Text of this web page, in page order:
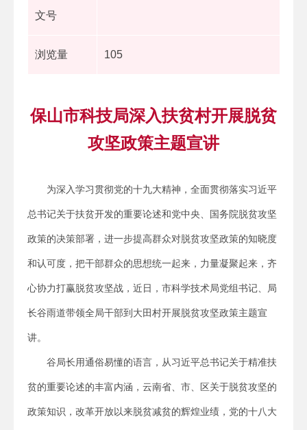
文号
浏览量 105
保山市科技局深入扶贫村开展脱贫
攻坚政策主题宣讲
为深入学习贯彻党的十九大精神，全面贯彻落实习近平
总书记关于扶贫开发的重要论述和党中央、国务院脱贫攻坚
政策的决策部署，进一步提高群众对脱贫攻坚政策的知晓度
和认可度，把干部群众的思想统一起来，力量凝聚起来，齐
心协力打赢脱贫攻坚战，近日，市科学技术局党组书记、局
长谷雨道带领全局干部到大田村开展脱贫攻坚政策主题宣
讲。
谷局长用通俗易懂的语言，从习近平总书记关于精准扶
贫的重要论述的丰富内涵，云南省、市、区关于脱贫攻坚的
政策知识，改革开放以来脱贫减贫的辉煌业绩，党的十八大